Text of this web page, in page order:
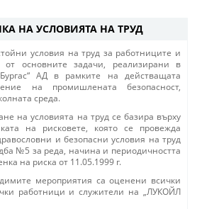
НА УСЛОВИЯТА НА ТРУД
условия на труд за работниците и
от основните задачи, реализирани в
АД в рамките на действащата
на промишлената безопасност,
среда.
на условията на труд се базира върху
на рисковете, която се провежда
и безопасни условия на труд
№5 за реда, начина и периодичността
на риска от 11.05.1999 г.
мероприятия са оценени всички
работници и служители на „ЛУКОЙЛ